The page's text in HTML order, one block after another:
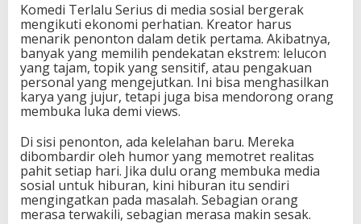
Komedi Terlalu Serius di media sosial bergerak
mengikuti ekonomi perhatian. Kreator harus
menarik penonton dalam detik pertama. Akibatnya,
banyak yang memilih pendekatan ekstrem: lelucon
yang tajam, topik yang sensitif, atau pengakuan
personal yang mengejutkan. Ini bisa menghasilkan
karya yang jujur, tetapi juga bisa mendorong orang
membuka luka demi views.
Di sisi penonton, ada kelelahan baru. Mereka
dibombardir oleh humor yang memotret realitas
pahit setiap hari. Jika dulu orang membuka media
sosial untuk hiburan, kini hiburan itu sendiri
mengingatkan pada masalah. Sebagian orang
merasa terwakili, sebagian merasa makin sesak.